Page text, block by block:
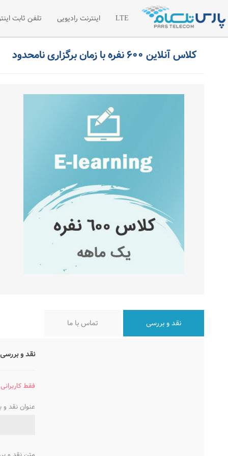
LTE
اینترنت LTE
اینترنت رادیویی
اینترنت رادیویی اختصاصی
تلفن ثابت
تلفن
درخواست
مطالب
کلاس آنلاین ۶۰۰ نفره با زمان برگزاری نامحدود
نقد و بررسی تماس با ما
نقد و
فقط
عنوان نقد و